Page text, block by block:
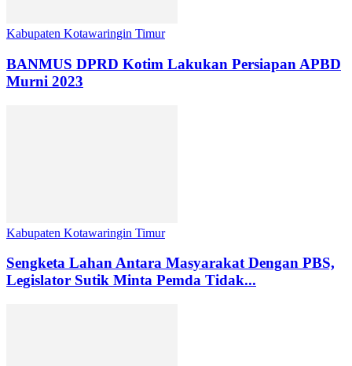
Kabupaten Kotawaringin Timur
BANMUS DPRD Kotim Lakukan Persiapan APBD
Murni 2023
Kabupaten Kotawaringin Timur
Sengketa Lahan Antara Masyarakat Dengan PBS,
Legislator Sutik Minta Pemda Tidak...